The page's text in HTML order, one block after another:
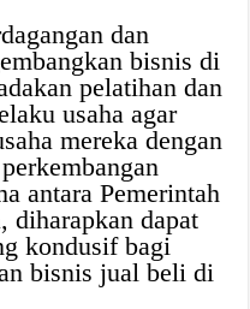
dan
bisnis di
pelatihan dan
usaha agar
mereka dengan
antara Pemerintah
diharapkan dapat
kondusif bagi
bisnis jual beli di